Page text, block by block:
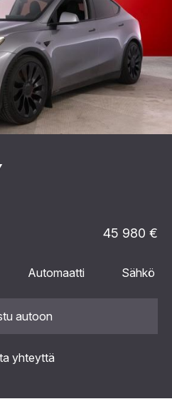
45 980 €
Automaatti Sähkö
autoon
yhteyttä